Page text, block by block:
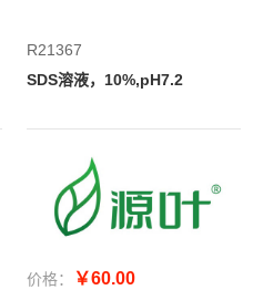
R21367
SDS溶液，10%,pH7.2
价格： ￥60.00